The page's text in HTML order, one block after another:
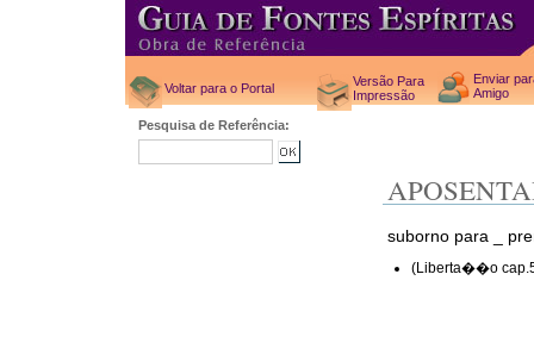
Voltar para o Portal
Versão Para
Impressão
Enviar
Amigo
Pesquisa de Referência:
suborno para _
(Liberta��o